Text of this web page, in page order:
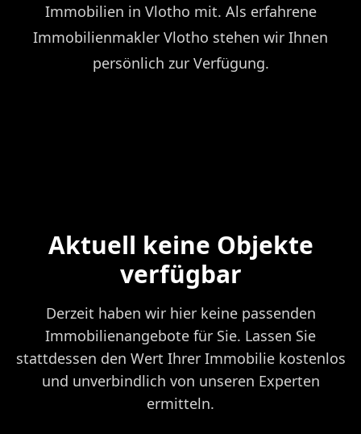
Immobilien in Vlotho mit. Als erfahrene
Immobilienmakler Vlotho stehen wir Ihnen
persönlich zur Verfügung.
Aktuell keine Objekte
verfügbar
Derzeit haben wir hier keine passenden
Immobilienangebote für Sie. Lassen Sie
stattdessen den Wert Ihrer Immobilie kostenlos
und unverbindlich von unseren Experten
ermitteln.